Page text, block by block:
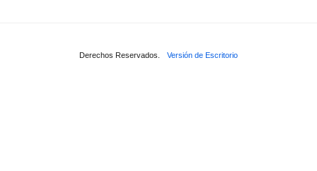
Derechos Reservados. Versión de Escritorio